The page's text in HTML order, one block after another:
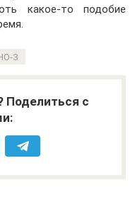
какое-то подобие
3
Поделиться с